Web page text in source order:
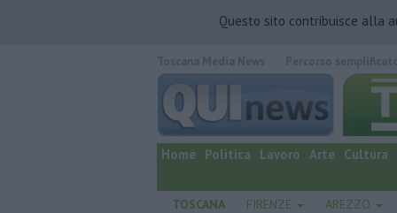
Questo sito contribuisce alla
quotidiano online.
Home Politica Lavoro Arte Cultura
TOSCANA FIRENZE AREZZO